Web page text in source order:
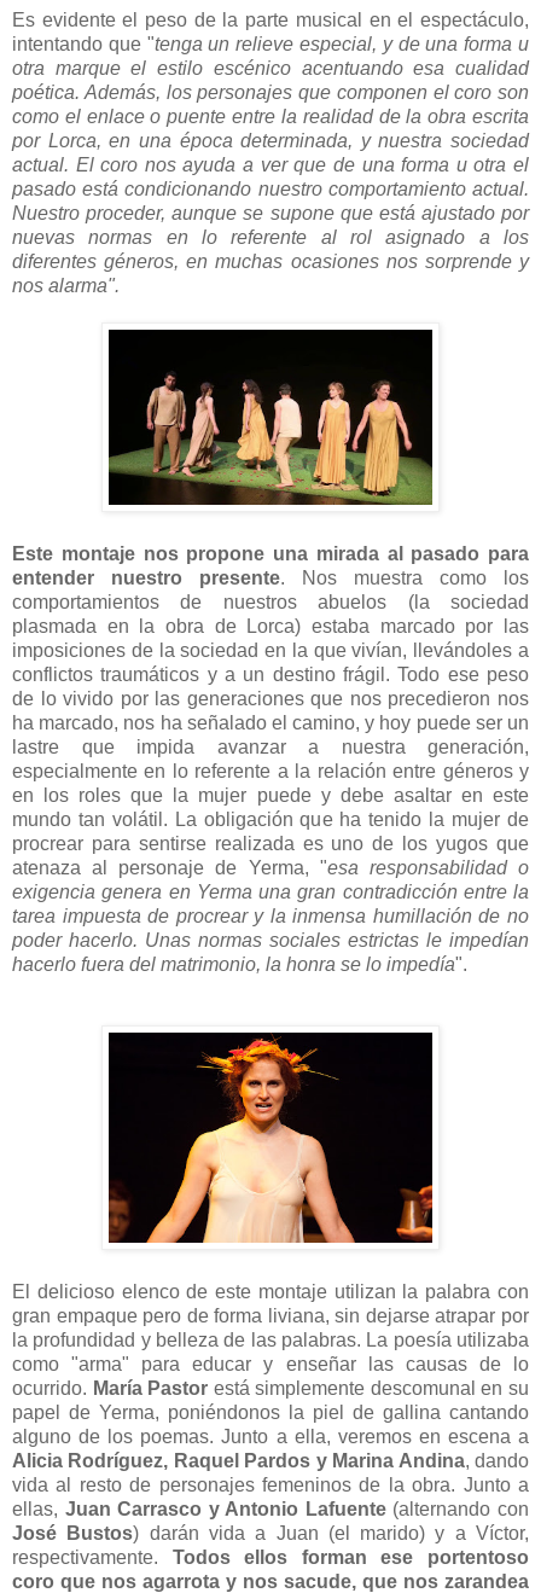
Es evidente el peso de la parte musical en el espectáculo,
intentando que "tenga un relieve especial, y de una forma u
otra marque el estilo escénico acentuando esa cualidad
poética. Además, los personajes que componen el coro son
como el enlace o puente entre la realidad de la obra escrita
por Lorca, en una época determinada, y nuestra sociedad
actual. El coro nos ayuda a ver que de una forma u otra el
pasado está condicionando nuestro comportamiento actual.
Nuestro proceder, aunque se supone que está ajustado por
nuevas normas en lo referente al rol asignado a los
diferentes géneros, en muchas ocasiones nos sorprende y
nos alarma".
Este montaje nos propone una mirada al pasado para
entender nuestro presente. Nos muestra como los
comportamientos de nuestros abuelos (la sociedad
plasmada en la obra de Lorca) estaba marcado por las
imposiciones de la sociedad en la que vivían, llevándoles a
conflictos traumáticos y a un destino frágil. Todo ese peso
de lo vivido por las generaciones que nos precedieron nos
ha marcado, nos ha señalado el camino, y hoy puede ser un
lastre que impida avanzar a nuestra generación,
especialmente en lo referente a la relación entre géneros y
en los roles que la mujer puede y debe asaltar en este
mundo tan volátil. La obligación que ha tenido la mujer de
procrear para sentirse realizada es uno de los yugos que
atenaza al personaje de Yerma, "esa responsabilidad o
exigencia genera en Yerma una gran contradicción entre la
tarea impuesta de procrear y la inmensa humillación de no
poder hacerlo. Unas normas sociales estrictas le impedían
hacerlo fuera del matrimonio, la honra se lo impedía".
El delicioso elenco de este montaje utilizan la palabra con
gran empaque pero de forma liviana, sin dejarse atrapar por
la profundidad y belleza de las palabras. La poesía utilizaba
como "arma" para educar y enseñar las causas de lo
ocurrido. María Pastor está simplemente descomunal en su
papel de Yerma, poniéndonos la piel de gallina cantando
alguno de los poemas. Junto a ella, veremos en escena a
Alicia Rodríguez, Raquel Pardos y Marina Andina, dando
vida al resto de personajes femeninos de la obra. Junto a
ellas, Juan Carrasco y Antonio Lafuente(alternando con
José Bustos) darán vida a Juan (el marido) y a Víctor,
respectivamente. Todos ellos forman ese portentoso
coro que nos agarrota y nos sacude, que nos zarandea